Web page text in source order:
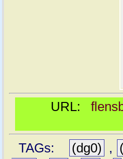
URL:
TAGs: (dg0) ,